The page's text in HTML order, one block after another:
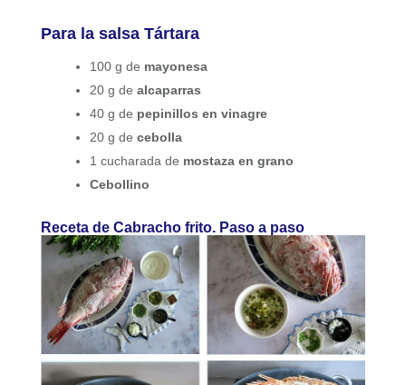
Para la salsa Tártara
100 g de mayonesa
20 g de alcaparras
40 g de pepinillos en vinagre
20 g de cebolla
1 cucharada de mostaza en grano
Cebollino
Receta de Cabracho frito. Paso a paso